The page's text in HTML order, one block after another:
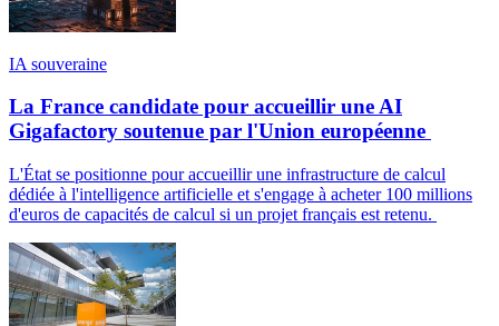
IA souveraine
La France candidate pour accueillir une AI
Gigafactory soutenue par l'Union européenne
L'État se positionne pour accueillir une infrastructure de calcul
dédiée à l'intelligence artificielle et s'engage à acheter 100 millions
d'euros de capacités de calcul si un projet français est retenu.